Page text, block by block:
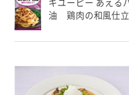
キユーピー あえる
油 鶏肉の和風仕